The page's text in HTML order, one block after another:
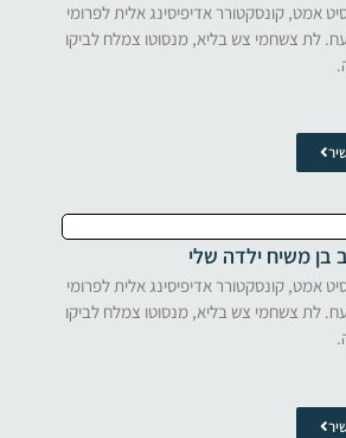
אמט, קונסקטורר אדיפיסינג אלית לפרומי
לת צשחמי צש בליא, מנסוטו צמלח לביקו
בן משיח ילדה שלי
אמט, קונסקטורר אדיפיסינג אלית לפרומי
לת צשחמי צש בליא, מנסוטו צמלח לביקו